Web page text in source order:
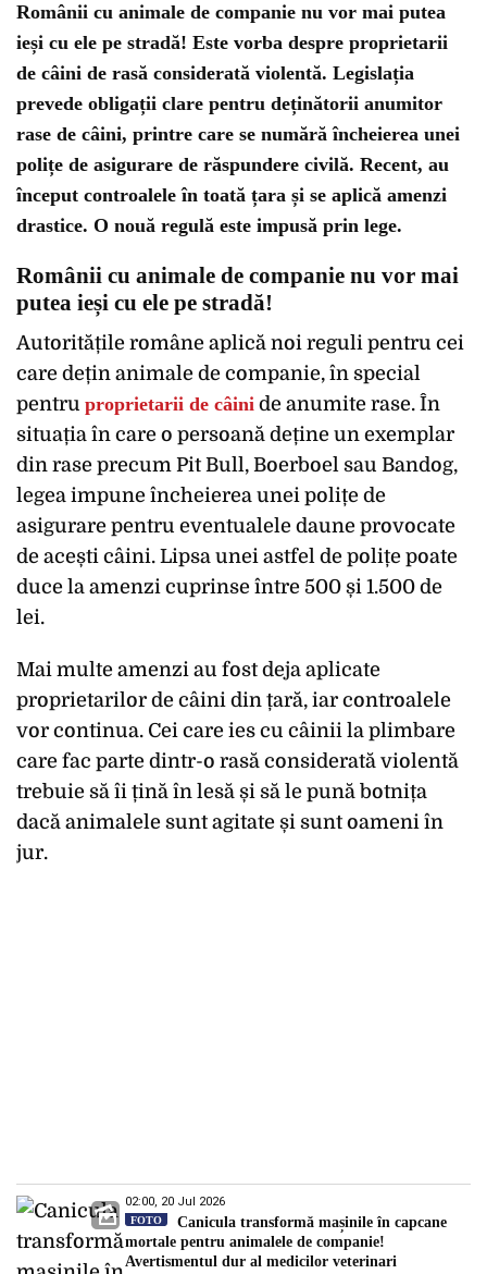
Românii cu animale de companie nu vor mai putea
ieși cu ele pe stradă! Este vorba despre proprietarii
de câini de rasă considerată violentă. Legislația
prevede obligații clare pentru deținătorii anumitor
rase de câini, printre care se numără încheierea unei
polițe de asigurare de răspundere civilă. Recent, au
început controalele în toată țara și se aplică amenzi
drastice. O nouă regulă este impusă prin lege.
Românii cu animale de companie nu vor mai
putea ieși cu ele pe stradă!
Autoritățile române aplică noi reguli pentru cei
care dețin animale de companie, în special
pentru proprietarii de câini de anumite rase. În
situația în care o persoană deține un exemplar
din rase precum Pit Bull, Boerboel sau Bandog,
legea impune încheierea unei polițe de
asigurare pentru eventualele daune provocate
de acești câini. Lipsa unei astfel de polițe poate
duce la amenzi cuprinse între 500 și 1.500 de
lei.
Mai multe amenzi au fost deja aplicate
proprietarilor de câini din țară, iar controalele
vor continua. Cei care ies cu câinii la plimbare
care fac parte dintr-o rasă considerată violentă
trebuie să îi țină în lesă și să le pună botnița
dacă animalele sunt agitate și sunt oameni în
jur.
02:00, 20 Jul 2026
FOTO
Canicula transformă mașinile în capcane
mortale pentru animalele de companie!
Avertismentul dur al medicilor veterinari